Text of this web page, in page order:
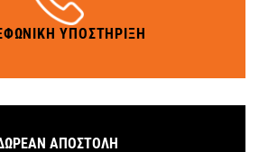
ΥΠΟΣΤΗΡΙΞΗ
ΑΠΟΣΤΟΛΗ